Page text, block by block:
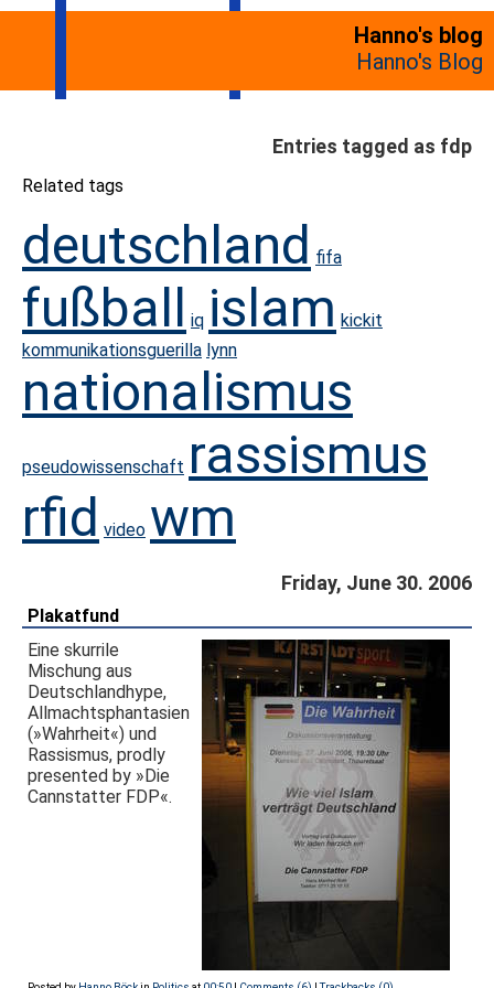
Hanno's blog
Hanno's Blog
Entries tagged as fdp
Related tags
deutschland fifa
fußball iq islam kickit
kommunikationsguerilla lynn
nationalismus
pseudowissenschaft rassismus
rfid video wm
Friday, June 30. 2006
Plakatfund
Eine skurrile
Mischung aus
Deutschlandhype,
Allmachtsphantasien
(»Wahrheit«) und
Rassismus, prodly
presented by »Die
Cannstatter FDP«.